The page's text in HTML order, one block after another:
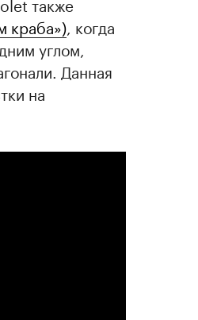
краба») , когда
углом,
Данная
на